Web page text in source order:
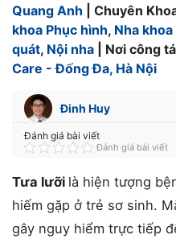
Quang Anh | Chuyên
khoa Phục hình, Nha
quát, Nội nha | Nơi công
Care - Đống Đa, Hà Nội
Đinh Huy
Đánh giá bài viết
Đánh giá bài viết
Tưa lưỡi là hiện tượng
hiếm gặp ở trẻ sơ sinh.
gây nguy hiểm trực tiếp